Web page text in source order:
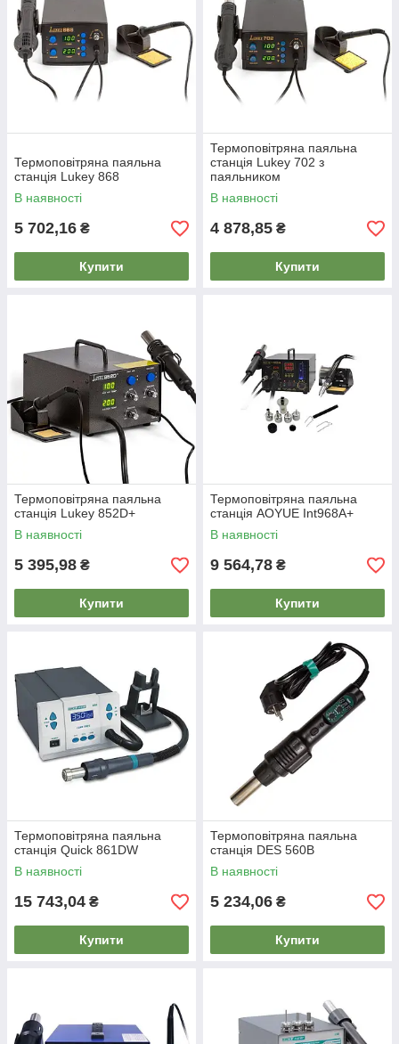
Термоповітряна паяльна
станція Lukey 868
В наявності
5 702,16 ₴
Купити
Термоповітряна паяльна
станція Lukey 702 з
паяльником
В наявності
4 878,85 ₴
Купити
Термоповітряна паяльна
станція Lukey 852D+
В наявності
5 395,98 ₴
Купити
Термоповітряна паяльна
станція AOYUE Int968A+
В наявності
9 564,78 ₴
Купити
Термоповітряна паяльна
станція Quick 861DW
В наявності
15 743,04 ₴
Купити
Термоповітряна паяльна
станція DES 560B
В наявності
5 234,06 ₴
Купити